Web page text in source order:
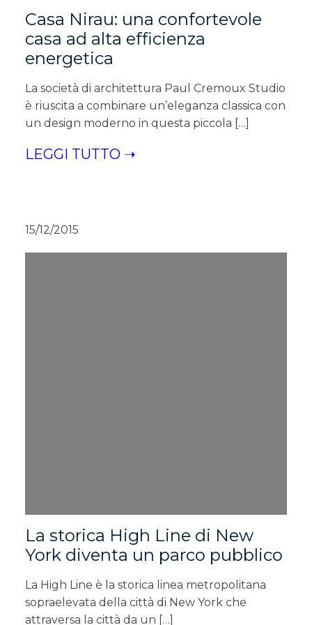
Casa Nirau: una confortevole
casa ad alta efficienza
energetica
La società di architettura Paul Cremoux Studio
è riuscita a combinare un’eleganza classica con
un design moderno in questa piccola […]
LEGGI TUTTO ➝
15/12/2015
La storica High Line di New
York diventa un parco pubblico
La High Line è la storica linea metropolitana
sopraelevata della città di New York che
attraversa la città da un […]